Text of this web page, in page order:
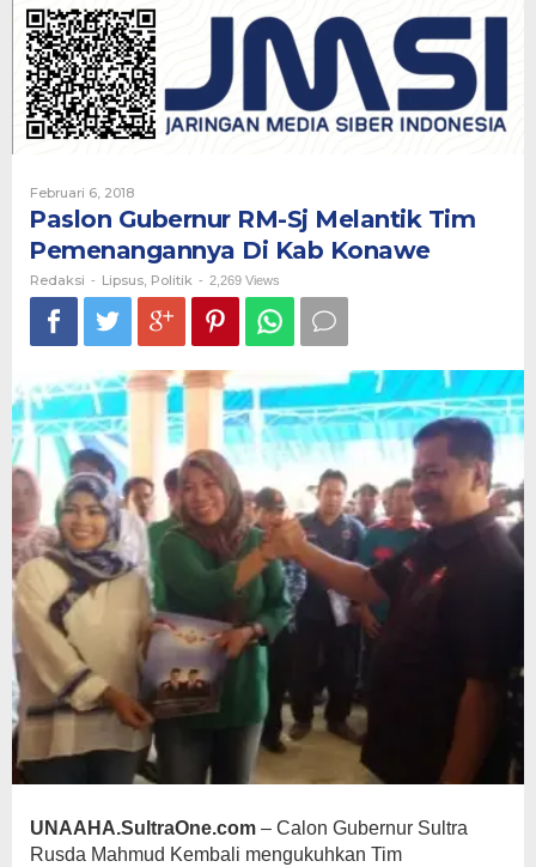
Melantik
Pemenangannya
Kab
Konawe
Februari 6, 2018Oleh
Redaksi
Paslon Gubernur RM-Sj Melantik Tim
Pemenangannya Di Kab Konawe
Redaksi - Lipsus Politik - 2,269 Views
UNAAHA.SultraOne.com – Calon Gubernur Sultra
Rusda Mahmud Kembali mengukuhkan Tim